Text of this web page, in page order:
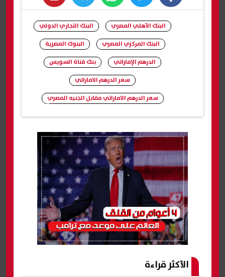
facebook
twitter
whats
شارك
البنك الأهلي المصري
البنك التجاري الدولي
البنك المركزي المصري
البنوك المصرية
الدرهم الإماراتي
بنك قناة السويس
سعر الدرهم الاماراتي
سعر الدرهم الاماراتي مقابل الجنيه المصري
الأكثر قراءة